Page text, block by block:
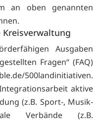
an oben genannten
Ausgaben
Fragen“ (FAQ)
500landinitiativen.
aktive
(z.B. Sport-, Musik-
Verbände (z.B.